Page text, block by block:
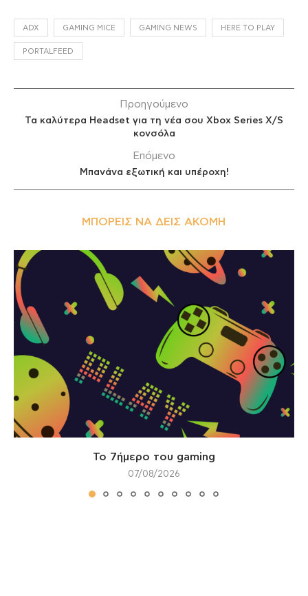
ADX GAMING MICE GAMING NEWS HERE TO PLAY
PORTALFEED
Προηγούμενο
Τα καλύτερα Headset για τη νέα σου Xbox Series X/S
κονσόλα
Επόμενο
Μπανάνα εξωτική και υπέροχη!
ΜΠΟΡΕΊΣ ΝΑ ΔΕΙΣ ΑΚΌΜΗ
Το 7ήμερο του gaming
07/08/2026